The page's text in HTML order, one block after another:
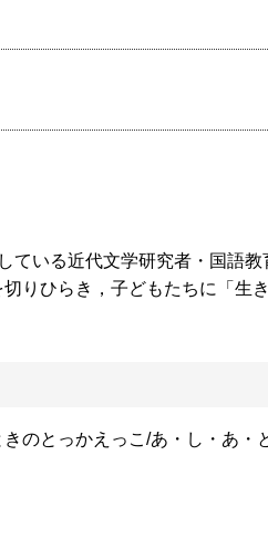
ている近代文学研究者・国語
りひらき，子どもたちに「生
のとっかえっこ/あ・し・あ・